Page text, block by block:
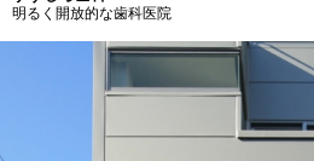
明るく開放的な歯科医院